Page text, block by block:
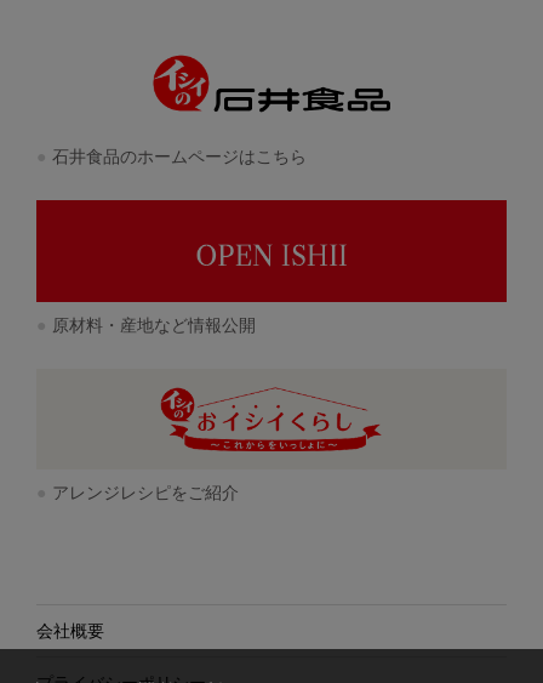
石井食品のホームページはこちら
原材料・産地など情報公開
アレンジレシピをご紹介
会社概要